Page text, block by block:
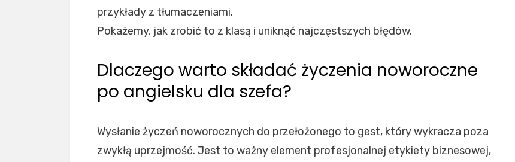
przykłady z tłumaczeniami.
Pokażemy, jak zrobić to z klasą i uniknąć najczęstszych błędów.
Dlaczego warto składać życzenia noworoczne
po angielsku dla szefa?
Wysłanie życzeń noworocznych do przełożonego to gest, który wykracza poza
zwykłą uprzejmość. Jest to ważny element profesjonalnej etykiety biznesowej,